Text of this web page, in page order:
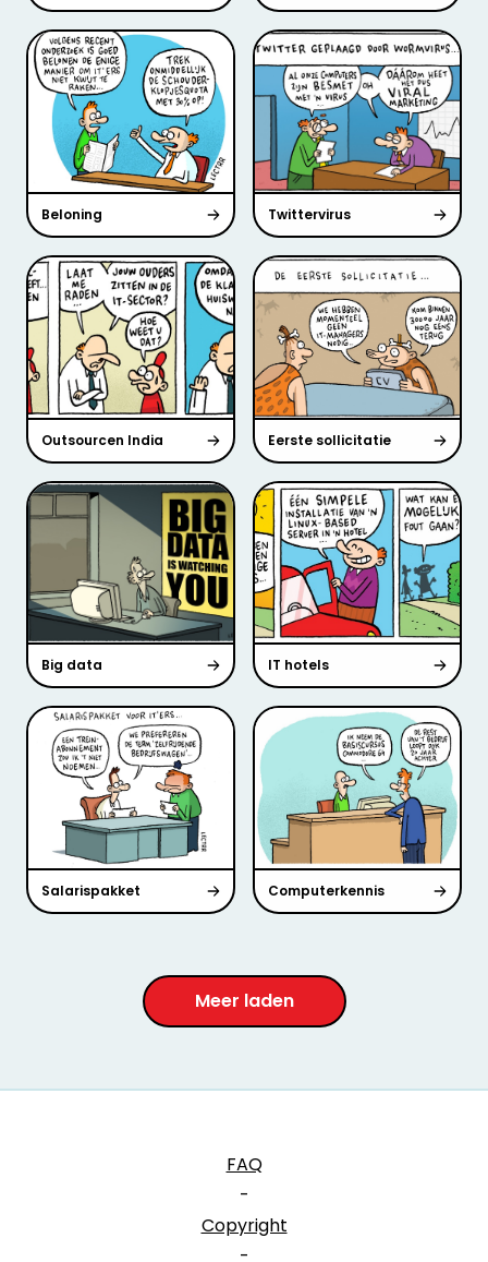
Beloning Twittervirus
Outsourcen India Eerste sollicitatie
Big data IT hotels
Salarispakket Computerkennis
Meer laden
FAQ
-
Copyright
-